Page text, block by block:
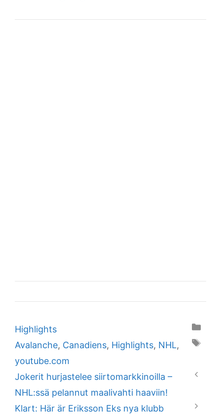
Categories
Highlights
Tags
Avalanche, Canadiens, Highlights, NHL,
youtube.com
Jokerit hurjastelee siirtomarkkinoilla –
NHL:ssä pelannut maalivahti haaviin!
Klart: Här är Eriksson Eks nya klubb